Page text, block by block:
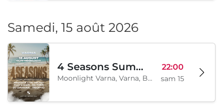
Samedi, 15 août 2026
4 Seasons Summer Edition
Moonlight Varna, Varna, BG
22:00
sam 15